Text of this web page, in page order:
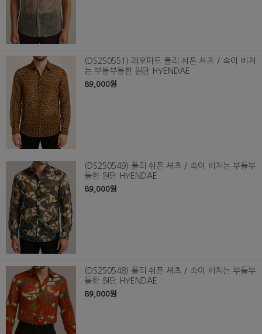
(DS250551) 레오파드 폴리 쉬폰 셔츠 / 속이 비치
는 부들부들한 원단 HYENDAE
89,000원
(DS250549) 폴리 쉬폰 셔츠 / 속이 비치는 부들부
들한 원단 HYENDAE
89,000원
(DS250548) 폴리 쉬폰 셔츠 / 속이 비치는 부들부
들한 원단 HYENDAE
89,000원